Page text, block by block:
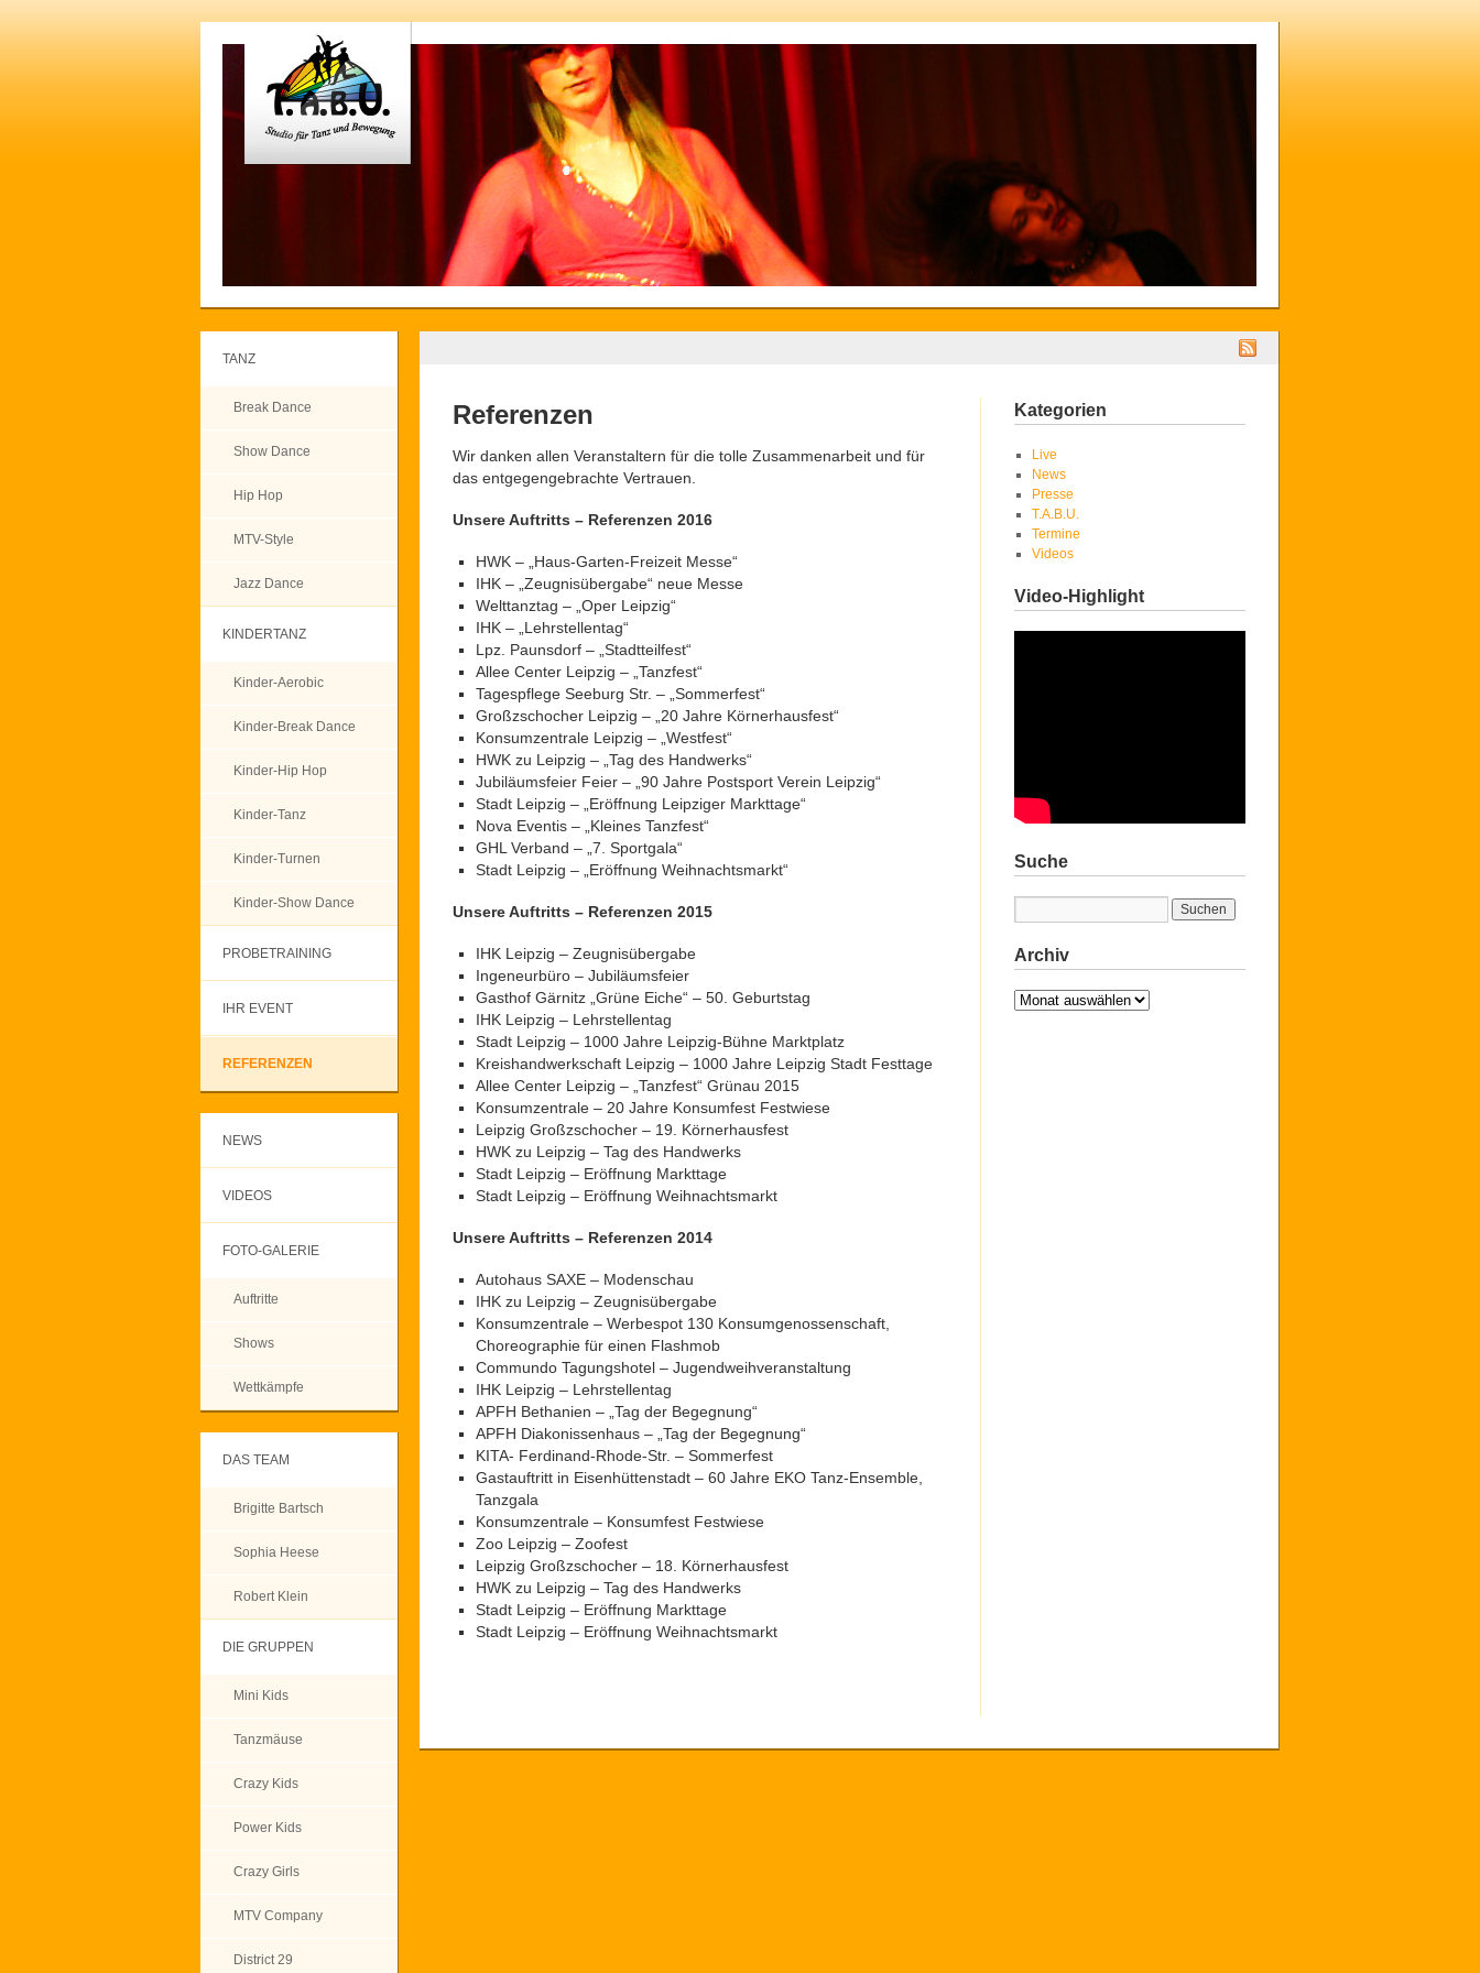
TANZ
Break Dance
Show Dance
Hip Hop
MTV-Style
Jazz Dance
KINDERTANZ
Kinder-Aerobic
Kinder-Break Dance
Kinder-Hip Hop
Kinder-Tanz
Kinder-Turnen
Kinder-Show Dance
PROBETRAINING
IHR EVENT
REFERENZEN
NEWS
VIDEOS
FOTO-GALERIE
Auftritte
Shows
Wettkämpfe
DAS TEAM
Brigitte Bartsch
Sophia Heese
Robert Klein
DIE GRUPPEN
Mini Kids
Tanzmäuse
Crazy Kids
Power Kids
Crazy Girls
MTV Company
District 29
Referenzen
Wir danken allen Veranstaltern für die tolle Zusammenarbeit und für
das entgegengebrachte Vertrauen.
Unsere Auftritts – Referenzen 2016
HWK – „Haus-Garten-Freizeit Messe“
IHK – „Zeugnisübergabe“ neue Messe
Welttanztag – „Oper Leipzig“
IHK – „Lehrstellentag“
Lpz. Paunsdorf – „Stadtteilfest“
Allee Center Leipzig – „Tanzfest“
Tagespflege Seeburg Str. – „Sommerfest“
Großzschocher Leipzig – „20 Jahre Körnerhausfest“
Konsumzentrale Leipzig – „Westfest“
HWK zu Leipzig – „Tag des Handwerks“
Jubiläumsfeier Feier – „90 Jahre Postsport Verein Leipzig“
Stadt Leipzig – „Eröffnung Leipziger Markttage“
Nova Eventis – „Kleines Tanzfest“
GHL Verband – „7. Sportgala“
Stadt Leipzig – „Eröffnung Weihnachtsmarkt“
Unsere Auftritts – Referenzen 2015
IHK Leipzig – Zeugnisübergabe
Ingeneurbüro – Jubiläumsfeier
Gasthof Gärnitz „Grüne Eiche“ – 50. Geburtstag
IHK Leipzig – Lehrstellentag
Stadt Leipzig – 1000 Jahre Leipzig-Bühne Marktplatz
Kreishandwerkschaft Leipzig – 1000 Jahre Leipzig Stadt Festtage
Allee Center Leipzig – „Tanzfest“ Grünau 2015
Konsumzentrale – 20 Jahre Konsumfest Festwiese
Leipzig Großzschocher – 19. Körnerhausfest
HWK zu Leipzig – Tag des Handwerks
Stadt Leipzig – Eröffnung Markttage
Stadt Leipzig – Eröffnung Weihnachtsmarkt
Unsere Auftritts – Referenzen 2014
Autohaus SAXE – Modenschau
IHK zu Leipzig – Zeugnisübergabe
Konsumzentrale – Werbespot 130 Konsumgenossenschaft,
Choreographie für einen Flashmob
Commundo Tagungshotel – Jugendweihveranstaltung
IHK Leipzig – Lehrstellentag
APFH Bethanien – „Tag der Begegnung“
APFH Diakonissenhaus – „Tag der Begegnung“
KITA- Ferdinand-Rhode-Str. – Sommerfest
Gastauftritt in Eisenhüttenstadt – 60 Jahre EKO Tanz-Ensemble,
Tanzgala
Konsumzentrale – Konsumfest Festwiese
Zoo Leipzig – Zoofest
Leipzig Großzschocher – 18. Körnerhausfest
HWK zu Leipzig – Tag des Handwerks
Stadt Leipzig – Eröffnung Markttage
Stadt Leipzig – Eröffnung Weihnachtsmarkt
Kategorien
Live
News
Presse
T.A.B.U.
Termine
Videos
Video-Highlight
Suche
Archiv